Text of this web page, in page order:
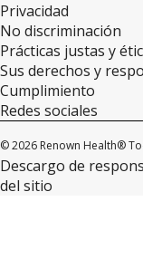
Privacidad
No discriminación
Prácticas justas y
Sus derechos y
Cumplimiento
Redes sociales
© 2026 Renown Health®
Descargo de
del sitio